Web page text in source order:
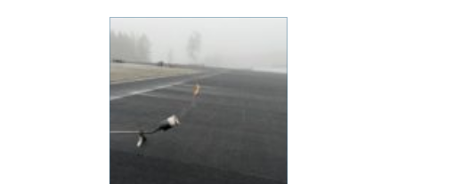
säkerställer att material